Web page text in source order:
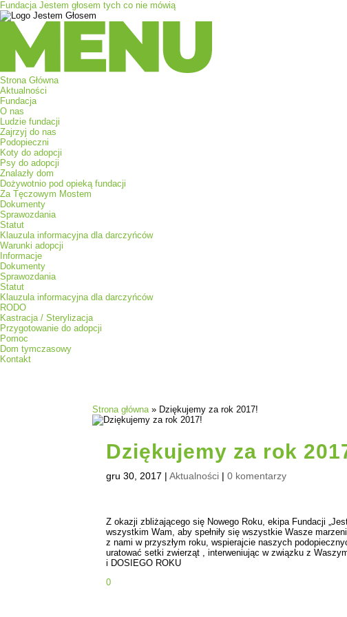
Fundacja Jestem głosem tych co nie mówią
Menu
Strona Główna
Aktualności
Fundacja
O nas
Ludzie fundacji
Zajrzyj do nas
Podopieczni
Koty do adopcji
Psy do adopcji
Znalazły dom
Dożywotnio pod opieką fundacji
Za Tęczowym Mostem
Dokumenty
Sprawozdania
Statut
Klauzula informacyjna dla darczyńców
Warunki adopcji
Informacje
Dokumenty
Sprawozdania
Statut
Klauzula informacyjna dla darczyńców
RODO
Kastracja / Sterylizacja
Przygotowanie do adopcji
Pomoc
Dom tymczasowy
Kontakt
Strona główna » Dziękujemy za rok 2017!
Dziękujemy za rok
gru 30, 2017 |Aktualności |0 komentarzy
Z okazji zbliżającego się Nowego Roku, ekipa Fundacji
wszystkim Wam, aby spełniły się wszystkie Wasze
z nami w przyszłym roku, wspierajcie naszych
uratować setki zwierząt , interweniując w związku z
i DOSIEGO ROKU
0